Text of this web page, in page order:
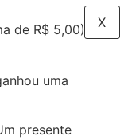
X
de R$ 5,00)
uma
presente